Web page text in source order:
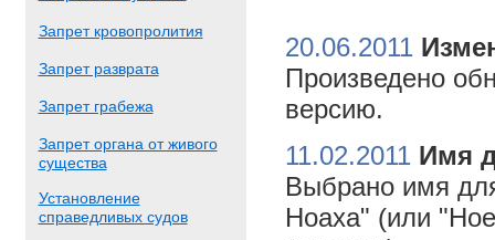
Запрет кровопролития
Запрет разврата
Запрет грабежа
Запрет органа от живого
существа
Установление
справедливых судов
20.06.2011
Произведено
версию.
11.02.2011 Имя
Выбрано имя
Ноаха" (или